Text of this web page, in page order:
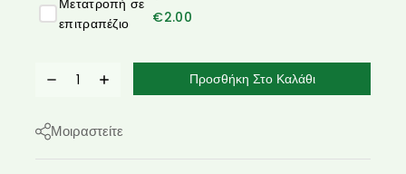
Μετατροπή σε
επιτραπέζιο
€2.00
Προσθήκη Στο Καλάθι
Μοιραστείτε